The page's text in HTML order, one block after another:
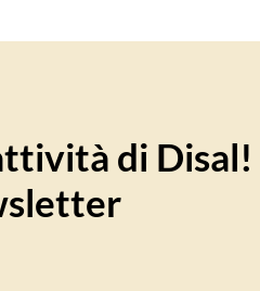
di Disal!